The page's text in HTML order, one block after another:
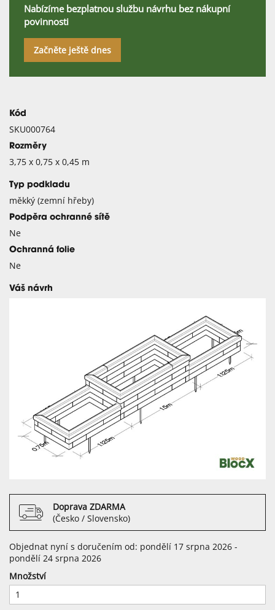
Nabízíme bezplatnou službu návrhu bez nákupní
povinnosti
Začněte ještě dnes
Kód
SKU000764
Rozměry
3,75 x 0,75 x 0,45 m
Typ podkladu
měkký (zemní hřeby)
Podpěra ochranné sítě
Ne
Ochranná folie
Ne
Váš návrh
Doprava ZDARMA
(Česko / Slovensko)
Objednat nyní s doručením od: pondělí 17 srpna 2026 -
pondělí 24 srpna 2026
Množství